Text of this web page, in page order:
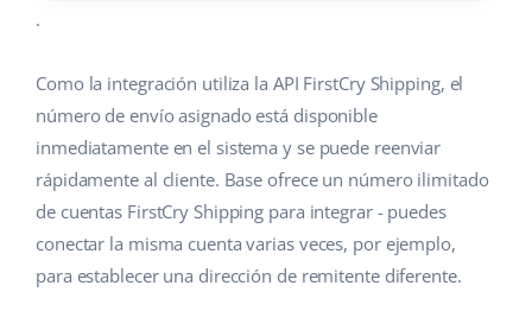
.
Como la integración utiliza la API FirstCry Shipping, el
número de envío asignado está disponible
inmediatamente en el sistema y se puede reenviar
rápidamente al cliente. Base ofrece un número ilimitado
de cuentas FirstCry Shipping para integrar - puedes
conectar la misma cuenta varias veces, por ejemplo,
para establecer una dirección de remitente diferente.